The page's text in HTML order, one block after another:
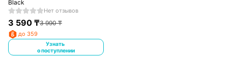
Black
Нет отзывов
3 590₸3 990₸
до 359
Узнать
о поступлении